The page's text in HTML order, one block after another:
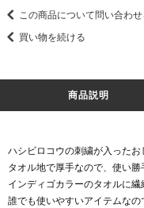
この商品について問い合わせ
買い物を続ける
商品説明
ハシビロコウの刺繍が入ったお
タオル地で厚手なので、使い勝
インディゴカラーのタオルに繊
誰でも使いやすいアイテムなの